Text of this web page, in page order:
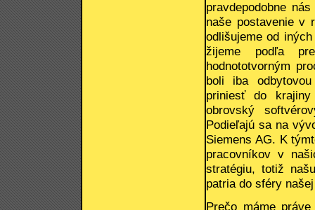
pravdepodobne
naše postavenie v
odlišujeme od
žijeme podľa
hodnototvorným
boli iba
priniesť do
obrovský
Podieľajú sa na
Siemens AG. K
pracovníkov v
stratégiu, totiž
patria do sféry
Prečo máme